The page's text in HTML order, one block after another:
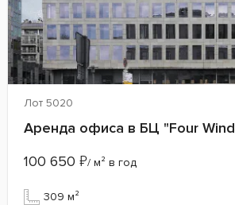
Лот 5020
Аренда офиса в БЦ "Four
100 650 ₽/ м² в год
309 м²